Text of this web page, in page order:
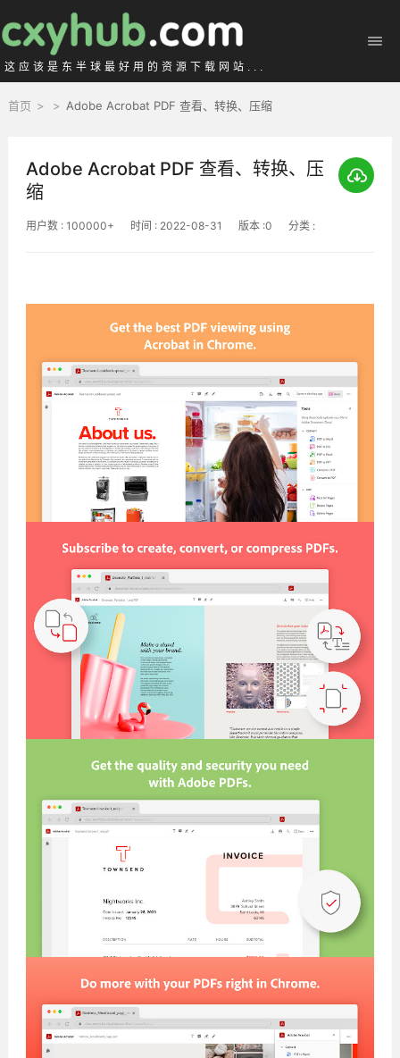
这应该是东半球最好用的资源下载网站...
首页 > > Adobe Acrobat PDF 查看、转换、压缩
Adobe Acrobat PDF 查看、转换、压
缩
用户数 : 100000+ 时间 : 2022-08-31 版本 :0 分类 :